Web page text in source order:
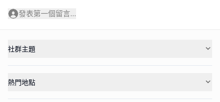
發表第一個留言...
社群主題
熱門地點